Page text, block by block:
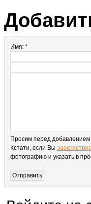
Имя: *
Просим перед
Кстати, если Вы
фотографию и указать в